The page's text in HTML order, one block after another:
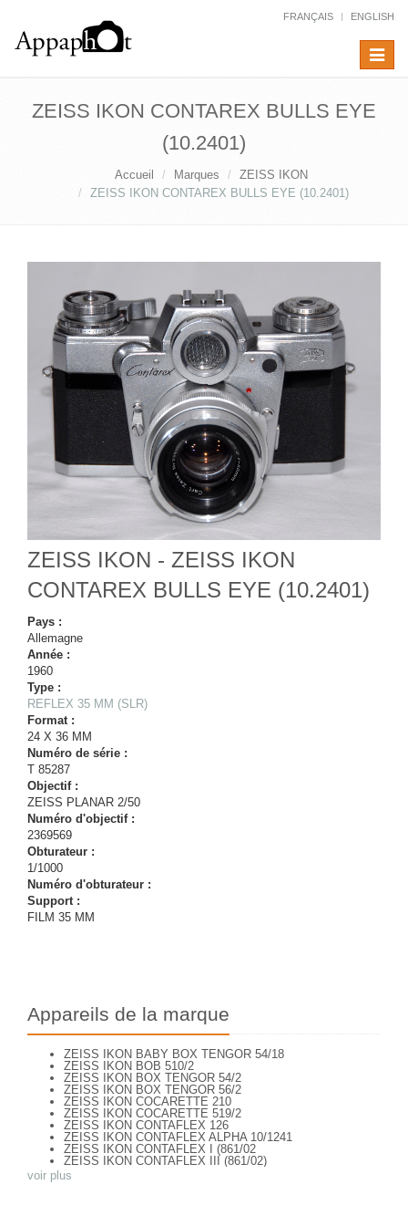
FRANÇAIS ENGLISH
Toggle
ZEISS IKON CONTAREX BULLS EYE
(10.2401)
Accueil Marques
ZEISS IKON
ZEISS IKON CONTAREX BULLS EYE (10.2401)
ZEISS IKON - ZEISS IKON
CONTAREX BULLS EYE (10.2401)
Pays :
Allemagne
Année :
1960
Type :
REFLEX 35 MM (SLR)
Format :
24 X 36 MM
Numéro de série :
T 85287
Objectif :
ZEISS PLANAR 2/50
Numéro d'objectif :
2369569
Obturateur :
1/1000
Numéro d'obturateur :
Support :
FILM 35 MM
Appareils de la marque
ZEISS IKON BABY BOX TENGOR 54/18
ZEISS IKON BOB 510/2
ZEISS IKON BOX TENGOR 54/2
ZEISS IKON BOX TENGOR 56/2
ZEISS IKON COCARETTE 210
ZEISS IKON COCARETTE 519/2
ZEISS IKON CONTAFLEX 126
ZEISS IKON CONTAFLEX ALPHA 10/1241
ZEISS IKON CONTAFLEX I (861/02
ZEISS IKON CONTAFLEX III (861/02)
ZEISS IKON CONTAFLEX IV
ZEISS IKON CONTAFLEX PRIMA
voir plus